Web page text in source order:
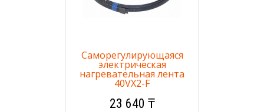
Саморегулирующаяся
электрическая
нагревательная лента
40VX2-F
23 640 ₸